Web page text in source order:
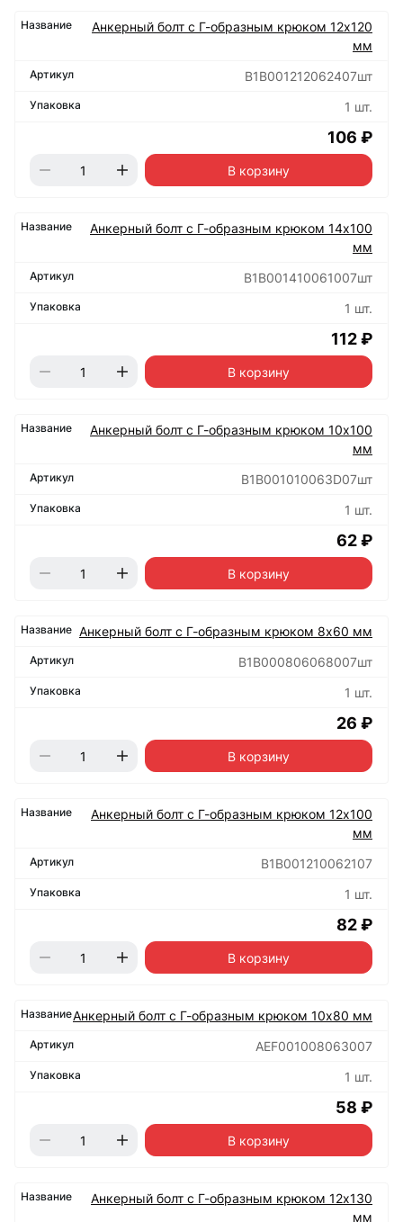
Анкерный болт с Г-образным крюком 12х120
мм
B1B001212062407шт
1 шт.
106 ₽
В корзину
Анкерный болт с Г-образным крюком 14х100
мм
B1B001410061007шт
1 шт.
112 ₽
В корзину
Анкерный болт с Г-образным крюком 10х100
мм
B1B001010063D07шт
1 шт.
62 ₽
В корзину
Анкерный болт с Г-образным крюком 8х60 мм
B1B000806068007шт
1 шт.
26 ₽
В корзину
Анкерный болт с Г-образным крюком 12х100
мм
B1B001210062107
1 шт.
82 ₽
В корзину
Анкерный болт с Г-образным крюком 10х80 мм
AEF001008063007
1 шт.
58 ₽
В корзину
Анкерный болт с Г-образным крюком 12х130
мм